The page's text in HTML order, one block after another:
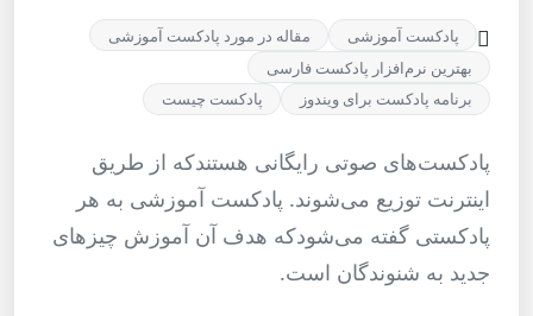
پادکست آموزشی
مقاله در مورد پادکست آموزشی
بهترین نرم‌افزار پادکست فارسی
برنامه پادکست برای ویندوز
پادکست چیست
پادکست‌های صوتی رایگانی هستندکه از طریق
اینترنت توزیع می‌شوند. پادکست آموزشی به هر
پادکستی گفته می‌شودکه هدف آن آموزش چیزهای
جدید به شنوندگان است.